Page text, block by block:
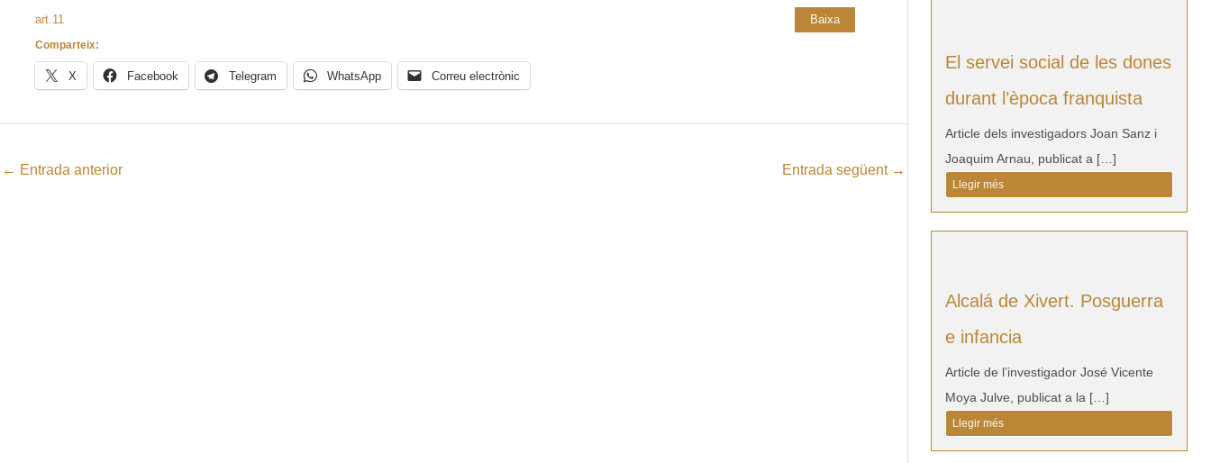
art.11 Baixa
Comparteix:
X Facebook Telegram WhatsApp Correu electrònic
← Entrada anterior Entrada següent →
El servei social de les dones
durant l’època franquista
Article dels investigadors Joan Sanz i
Joaquim Arnau, publicat a […]
Llegir més
Alcalá de Xivert. Posguerra
e infancia
Article de l’investigador José Vicente
Moya Julve, publicat a la […]
Llegir més